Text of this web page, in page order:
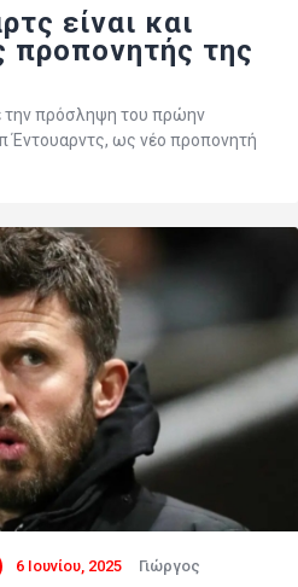
είναι και
προπονητής της
την πρόσληψη του πρώην
Έντουαρντς, ως νέο προπονητή
6 Ιουνίου, 2025
Γιώργος